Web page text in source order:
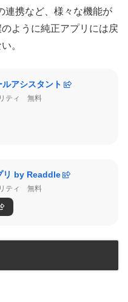
連携など、様々な機能が
ように純正アプリには戻
。
アシスタント
ティ
無料
リ by Readdle
ティ 無料